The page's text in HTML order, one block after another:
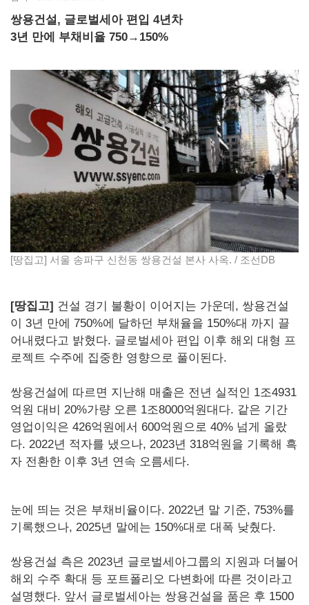
쌍용건설, 글로벌세아 편입 4년차
3년 만에 부채비율 750→150%
[땅집고] 서울 송파구 신천동 쌍용건설 본사 사옥. / 조선DB
[땅집고] 건설 경기 불황이 이어지는 가운데, 쌍용건설
이 3년 만에 750%에 달하던 부채율을 150%대 까지 끌
어내렸다고 밝혔다. 글로벌세아 편입 이후 해외 대형 프
로젝트 수주에 집중한 영향으로 풀이된다.
쌍용건설에 따르면 지난해 매출은 전년 실적인 1조4931
억원 대비 20%가량 오른 1조8000억원대다. 같은 기간
영업이익은 426억원에서 600억원으로 40% 넘게 올랐
다. 2022년 적자를 냈으나, 2023년 318억원을 기록해 흑
자 전환한 이후 3년 연속 오름세다.
눈에 띄는 것은 부채비율이다. 2022년 말 기준, 753%를
기록했으나, 2025년 말에는 150%대로 대폭 낮췄다.
쌍용건설 측은 2023년 글로벌세아그룹의 지원과 더불어
해외 수주 확대 등 포트폴리오 다변화에 따른 것이라고
설명했다. 앞서 글로벌세아는 쌍용건설을 품은 후 1500